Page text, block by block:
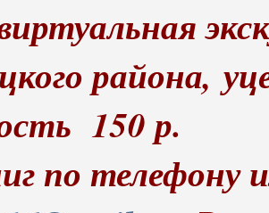
района,
150 р.
по телефону